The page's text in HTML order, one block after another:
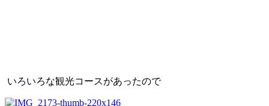
いろいろな観光コースがあったので